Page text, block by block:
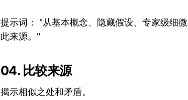
提示词： "从基本概念、隐藏假设、专家级细
此来源。"
04. 比较来源
揭示相似之处和矛盾。